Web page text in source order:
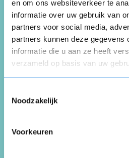
en om ons websiteverkeer te
informatie over uw gebruik van
partners voor social media,
partners kunnen deze gegevens
informatie die u aan ze heeft
verzameld op basis van uw
Noodzakelijk
Voorkeuren
Schrijf een
Beoordeel je